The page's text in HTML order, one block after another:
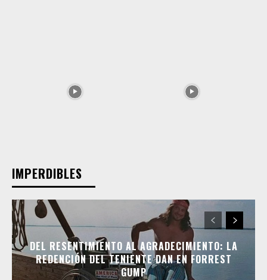
IMPERDIBLES
DEL RESENTIMIENTO AL AGRADECIMIENTO: LA
REDENCIÓN DEL TENIENTE DAN EN FORREST
GUMP